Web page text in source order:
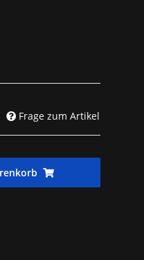
Frage zum Artikel